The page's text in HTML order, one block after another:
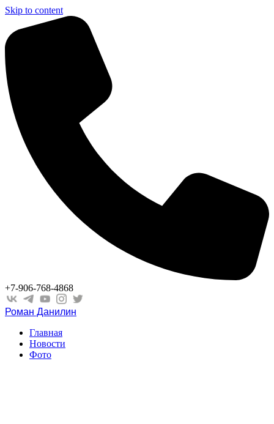
Skip to content
+7-906-768-4868
Роман Данилин
Главная
Новости
Фото